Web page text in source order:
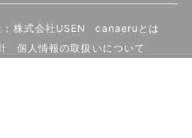
る記事
外部サイト）
株式会社USEN
canaeruとは
個人情報の取扱いについて